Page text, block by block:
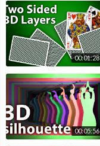
00:01:28
00:05:56